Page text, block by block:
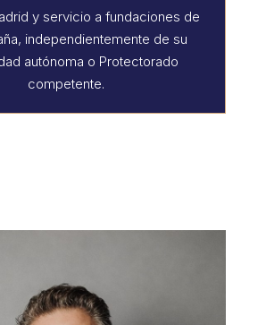
y servicio a fundaciones de
independientemente de su
autónoma o Protectorado
competente.